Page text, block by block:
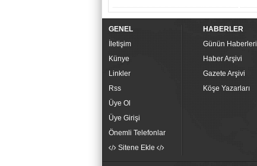
GENEL
İletişim
Künye
Linkler
Rss
Üye Ol
Üye Girişi
Önemli Telefonlar
Sitene Ekle
HABERLER
Günün Haberleri
Haber Arşivi
Gazete Arşivi
Köşe Yazarları